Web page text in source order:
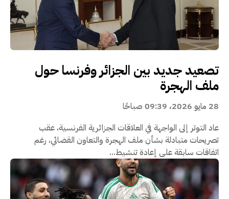
تصعيد جديد بين الجزائر وفرنسا حول
ملف الهجرة
28 مايو 2026، 09:39 صباحًا
عاد التوتر إلى الواجهة في العلاقات الجزائرية الفرنسية، عقب
تصريحات متبادلة بشأن ملف الهجرة والتعاون القضائي، رغم
اتفاقات سابقة على إعادة تنشيط...